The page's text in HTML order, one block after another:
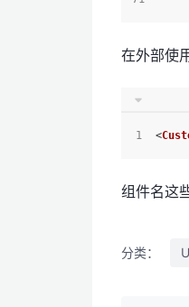
在外部使
<
组件名这
分类：